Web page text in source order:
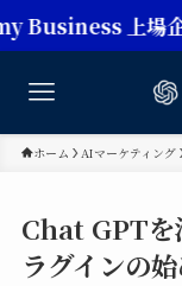
場企業100社,
ホーム AIマーケティング
Chat GPTを
ラグインの